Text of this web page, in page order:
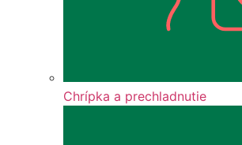
Chrípka a prechladnutie